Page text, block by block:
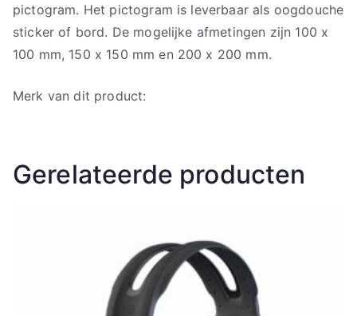
pictogram. Het pictogram is leverbaar als oogdouche
sticker of bord. De mogelijke afmetingen zijn 100 x
100 mm, 150 x 150 mm en 200 x 200 mm.
Merk van dit product:
Gerelateerde producten